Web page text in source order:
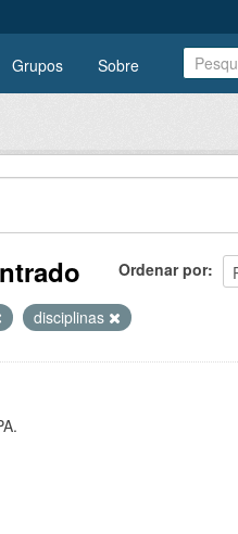
Grupos Sobre
Ordenar por
disciplinas